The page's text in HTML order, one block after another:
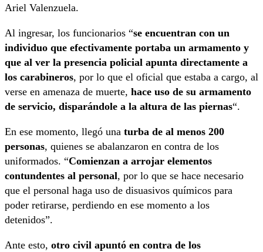
Ariel Valenzuela.
Al ingresar, los funcionarios “se encuentran con un
individuo que efectivamente portaba un armamento y
que al ver la presencia policial apunta directamente a
los carabineros, por lo que el oficial que estaba a cargo, al
verse en amenaza de muerte, hace uso de su armamento
de servicio, disparándole a la altura de las piernas“.
En ese momento, llegó una turba de al menos 200
personas, quienes se abalanzaron en contra de los
uniformados. “Comienzan a arrojar elementos
contundentes al personal, por lo que se hace necesario
que el personal haga uso de disuasivos químicos para
poder retirarse, perdiendo en ese momento a los
detenidos”.
Ante esto, otro civil apuntó en contra de los